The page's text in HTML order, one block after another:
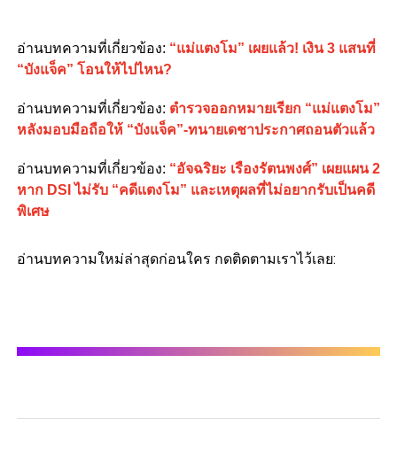
อ่านบทความที่เกี่ยวข้อง: “แม่แตงโม” เผยแล้ว! เงิน 3 แสนที่
“บังแจ็ค” โอนให้ไปไหน?
อ่านบทความที่เกี่ยวข้อง: ตำรวจออกหมายเรียก “แม่แตงโม”
หลังมอบมือถือให้ “บังแจ็ค”-ทนายเดชาประกาศถอนตัวแล้ว
อ่านบทความที่เกี่ยวข้อง: “อัจฉริยะ เรืองรัตนพงศ์” เผยแผน 2
หาก DSI ไม่รับ “คดีแตงโม” และเหตุผลที่ไม่อยากรับเป็นคดี
พิเศษ
อ่านบทความใหม่ล่าสุดก่อนใคร กดติดตามเราไว้เลย: